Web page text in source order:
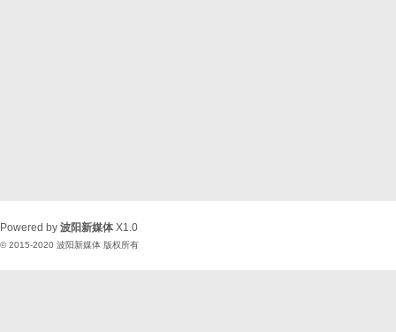
Powered by 波阳新媒体 X1.0
© 2015-2020 波阳新媒体 版权所有